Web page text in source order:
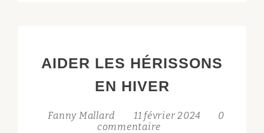
AIDER LES HÉRISSONS
EN HIVER
Fanny Mallard 11 février 2024
0
commentaire